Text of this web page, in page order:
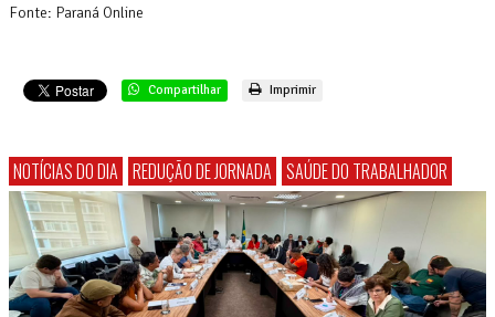
Fonte: Paraná Online
Compartilhar Imprimir
NOTÍCIAS DO DIA REDUÇÃO DE JORNADA SAÚDE DO TRABALHADOR